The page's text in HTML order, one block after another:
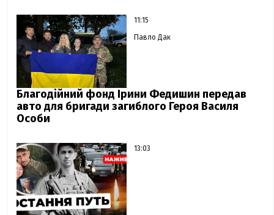
11:15
Павло Дак
Благодійний фонд Ірини Федишин передав
авто для бригади загиблого Героя Василя
Особи
13:03